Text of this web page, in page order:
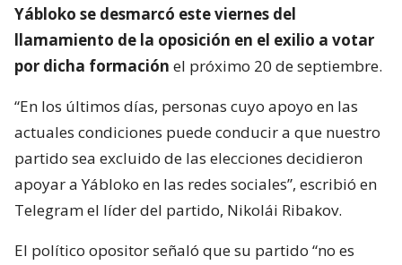
Yábloko se desmarcó este viernes del
llamamiento de la oposición en el exilio a votar
por dicha formación el próximo 20 de septiembre.
“En los últimos días, personas cuyo apoyo en las
actuales condiciones puede conducir a que nuestro
partido sea excluido de las elecciones decidieron
apoyar a Yábloko en las redes sociales”, escribió en
Telegram el líder del partido, Nikolái Ribakov.
El político opositor señaló que su partido “no es